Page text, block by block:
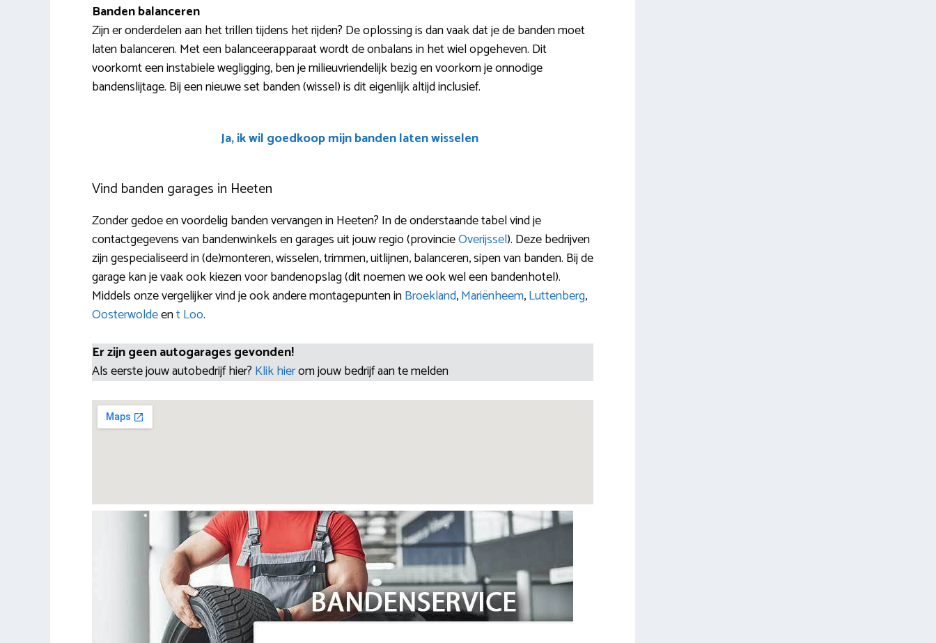
Banden balanceren
Zijn er onderdelen aan het trillen tijdens het rijden? De oplossing is dan vaak dat je de banden moet
laten balanceren. Met een balanceerapparaat wordt de onbalans in het wiel opgeheven. Dit
voorkomt een instabiele wegligging, ben je milieuvriendelijk bezig en voorkom je onnodige
bandenslijtage. Bij een nieuwe set banden (wissel) is dit eigenlijk altijd inclusief.
Ja, ik wil goedkoop mijn banden laten wisselen
Vind banden garages in Heeten
Zonder gedoe en voordelig banden vervangen in Heeten? In de onderstaande tabel vind je
contactgegevens van bandenwinkels en garages uit jouw regio (provincieOverijssel). Deze bedrijven
zijn gespecialiseerd in (de)monteren, wisselen, trimmen, uitlijnen, balanceren, sipen van banden. Bij de
garage kan je vaak ook kiezen voor bandenopslag (dit noemen we ook wel een bandenhotel).
Middels onze vergelijker vind je ook andere montagepunten inBroekland,Mariënheem,Luttenberg,
Oosterwoldeent Loo.
Er zijn geen autogarages gevonden!
Als eerste jouw autobedrijf hier? Klik hierom jouw bedrijf aan te melden